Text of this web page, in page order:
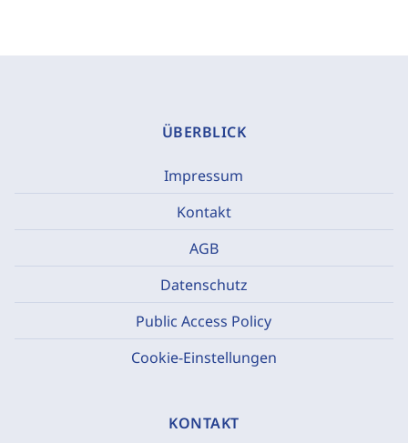
ÜBERBLICK
Impressum
Kontakt
AGB
Datenschutz
Public Access Policy
Cookie-Einstellungen
KONTAKT